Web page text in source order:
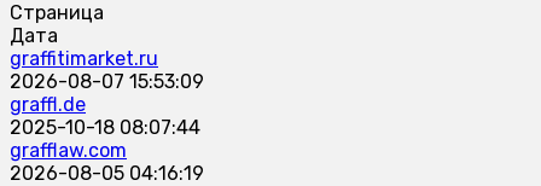
Страница
Дата
graffitimarket.ru
2026-08-07 15:53:09
graffl.de
2025-10-18 08:07:44
grafflaw.com
2026-08-05 04:16:19